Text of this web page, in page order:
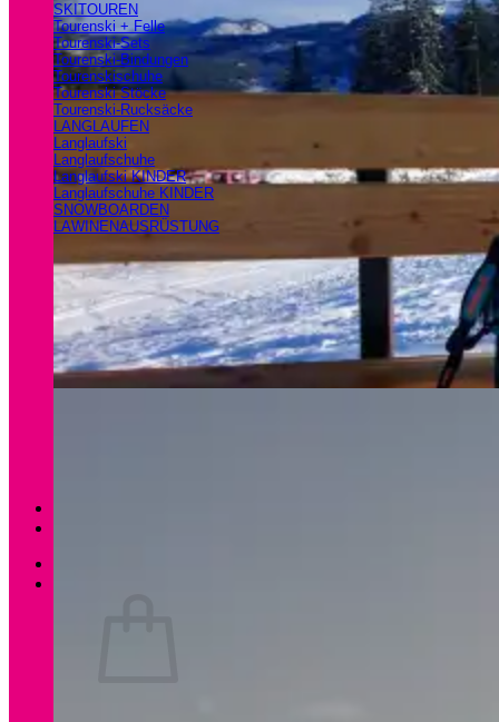
SKITOUREN
Tourenski + Felle
Tourenski-Sets
Tourenski-Bindungen
Tourenskischuhe
Tourenski Stöcke
Tourenski-Rucksäcke
LANGLAUFEN
Langlaufski
Langlaufschuhe
Langlaufski KINDER
Langlaufschuhe KINDER
SNOWBOARDEN
LAWINENAUSRÜSTUNG